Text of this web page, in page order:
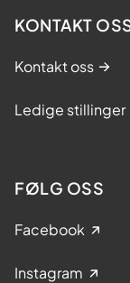
KONTAKT
Kontakt oss
Ledige stillinger
FØLG OSS
Facebook
Instagram